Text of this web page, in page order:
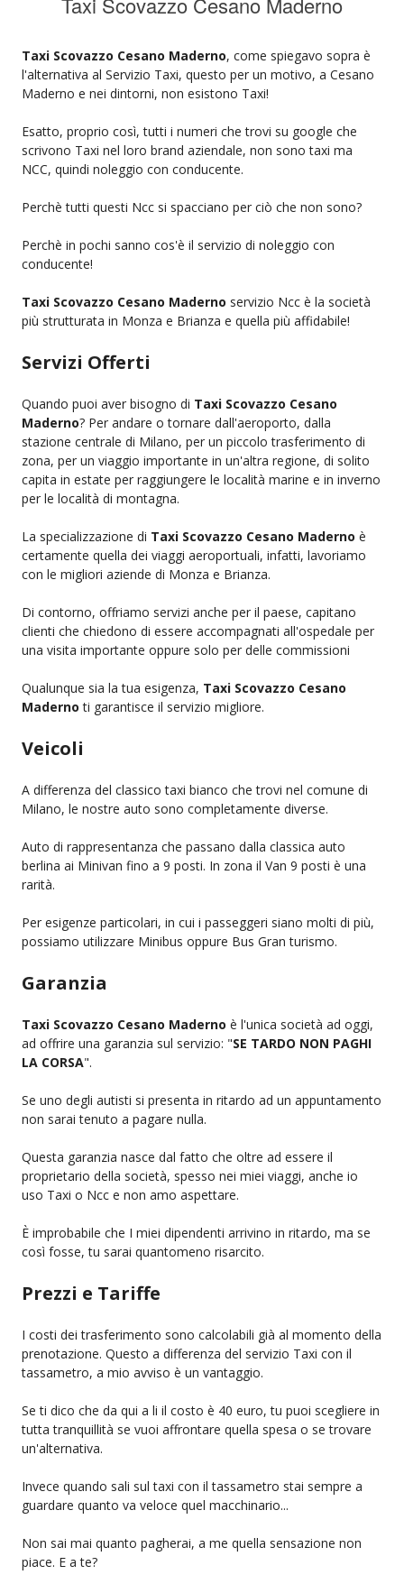
Taxi Scovazzo Cesano Maderno, come spiegavo sopra è
l'alternativa al Servizio Taxi, questo per un motivo, a Cesano
Maderno e nei dintorni, non esistono Taxi!
Esatto, proprio così, tutti i numeri che trovi su google che
scrivono Taxi nel loro brand aziendale, non sono taxi ma
NCC, quindi noleggio con conducente.
Perchè tutti questi Ncc si spacciano per ciò che non sono?
Perchè in pochi sanno cos'è il servizio di noleggio con
conducente!
Taxi Scovazzo Cesano Maderno servizio Ncc è la società
più strutturata in Monza e Brianza e quella più affidabile!
Servizi Offerti
Quando puoi aver bisogno di Taxi Scovazzo Cesano
Maderno? Per andare o tornare dall'aeroporto, dalla
stazione centrale di Milano, per un piccolo trasferimento di
zona, per un viaggio importante in un'altra regione, di solito
capita in estate per raggiungere le località marine e in inverno
per le località di montagna.
La specializzazione di Taxi Scovazzo Cesano Maderno è
certamente quella dei viaggi aeroportuali, infatti, lavoriamo
con le migliori aziende di Monza e Brianza.
Di contorno, offriamo servizi anche per il paese, capitano
clienti che chiedono di essere accompagnati all'ospedale per
una visita importante oppure solo per delle commissioni
Qualunque sia la tua esigenza, Taxi Scovazzo Cesano
Maderno ti garantisce il servizio migliore.
Veicoli
A differenza del classico taxi bianco che trovi nel comune di
Milano, le nostre auto sono completamente diverse.
Auto di rappresentanza che passano dalla classica auto
berlina ai Minivan fino a 9 posti. In zona il Van 9 posti è una
rarità.
Per esigenze particolari, in cui i passeggeri siano molti di più,
possiamo utilizzare Minibus oppure Bus Gran turismo.
Garanzia
Taxi Scovazzo Cesano Maderno è l'unica società ad oggi,
ad offrire una garanzia sul servizio: "SE TARDO NON PAGHI
LA CORSA".
Se uno degli autisti si presenta in ritardo ad un appuntamento
non sarai tenuto a pagare nulla.
Questa garanzia nasce dal fatto che oltre ad essere il
proprietario della società, spesso nei miei viaggi, anche io
uso Taxi o Ncc e non amo aspettare.
È improbabile che I miei dipendenti arrivino in ritardo, ma se
così fosse, tu sarai quantomeno risarcito.
Prezzi e Tariffe
I costi dei trasferimento sono calcolabili già al momento della
prenotazione. Questo a differenza del servizio Taxi con il
tassametro, a mio avviso è un vantaggio.
Se ti dico che da qui a li il costo è 40 euro, tu puoi scegliere in
tutta tranquillità se vuoi affrontare quella spesa o se trovare
un'alternativa.
Invece quando sali sul taxi con il tassametro stai sempre a
guardare quanto va veloce quel macchinario...
Non sai mai quanto pagherai, a me quella sensazione non
piace. E a te?